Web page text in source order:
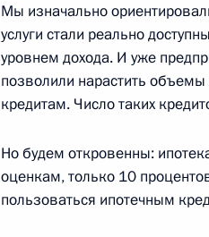
Стенографический отчет
Государственного совета
власти субъектов
жилищно-коммунального
19 января 2007 года, 23:50
Мы изначально
услуги стали реально
уровнем дохода. И уже
позволили нарастить
кредитам. Число таких
Но будем откровенны:
оценкам, только 10
пользоваться ипотечным